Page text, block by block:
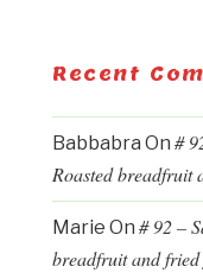
Recent
Babbabra On #
Roasted breadfruit
Marie On # 92 –
breadfruit and